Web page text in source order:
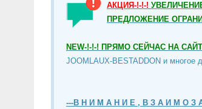
АКЦИЯ-!-!-!
ПРЕДЛОЖЕНИЕ
NEW-!-!-! ПРЯМО СЕЙЧАС НА
JOOMLAUX-BESTADDON и
---В Н И М А Н И Е , В З А И М О З